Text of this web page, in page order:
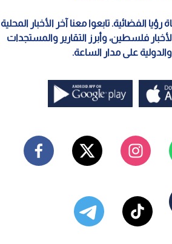
رؤيا الفضائية. تابعوا معنا آخر الأخبار المحلية
فلسطين، وأبرز التقارير والمستجدات
والدولية على مدار الساعة.